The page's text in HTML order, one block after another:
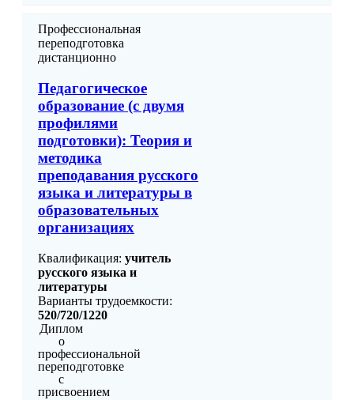
Профессиональная
переподготовка
дистанционно
Педагогическое
образование (с двумя
профилями
подготовки): Теория и
методика
преподавания русского
языка и литературы в
образовательных
организациях
Квалификация: учитель
русского языка и
литературы
Варианты трудоемкости:
520/720/1220
Диплом
о
профессиональной
переподготовке
с
присвоением